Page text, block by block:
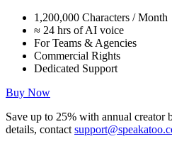
1,200,000 Characters / Month
≈ 24 hrs of AI voice
For Teams & Agencies
Commercial Rights
Dedicated Support
Buy Now
Save up to 25% with annual creator
details, contact